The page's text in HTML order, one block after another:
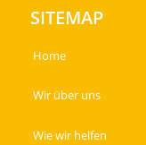
SITEMAP
Home
Wir über uns
Wie wir helfen